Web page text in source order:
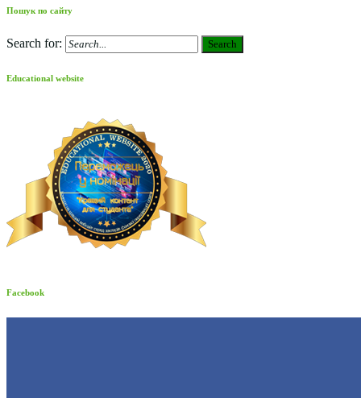
Пошук по сайту
Search for: Search
Educational website
Facebook